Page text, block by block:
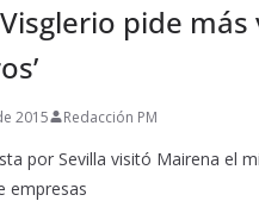
pide más
2015 Redacción PM
por Sevilla visitó Mairena el
empresas